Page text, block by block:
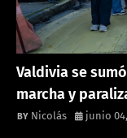
Valdivia se
marcha y
Nicolás junio